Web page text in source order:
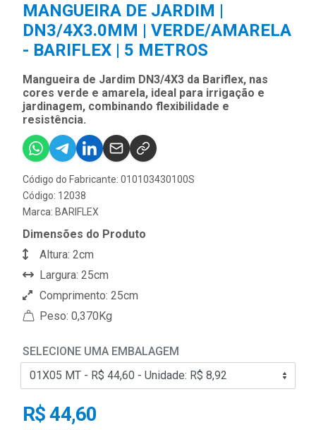
MANGUEIRA DE JARDIM |
DN3/4X3.0MM | VERDE/AMARELA
- BARIFLEX | 5 METROS
Mangueira de Jardim DN3/4X3 da Bariflex, nas
cores verde e amarela, ideal para irrigação e
jardinagem, combinando flexibilidade e
resistência.
Código do Fabricante: 010103430100S
Código: 12038
Marca: BARIFLEX
Dimensões do Produto
Altura: 2cm
Largura: 25cm
Comprimento: 25cm
Peso: 0,370Kg
SELECIONE UMA EMBALAGEM
R$ 44,60